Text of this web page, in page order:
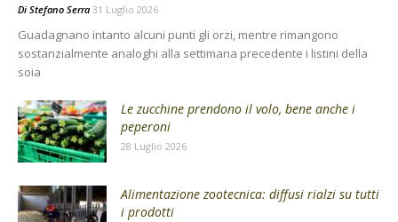
Di Stefano Serra 31 Luglio 2026
Guadagnano intanto alcuni punti gli orzi, mentre rimangono
sostanzialmente analoghi alla settimana precedente i listini della
soia
Le zucchine prendono il volo, bene anche i
peperoni
28 Luglio 2026
Alimentazione zootecnica: diffusi rialzi su tutti
i prodotti